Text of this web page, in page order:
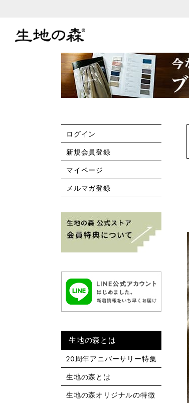
ログイン
新規会員登録
マイページ
メルマガ登録
生地の森とは
20周年アニバーサリー特集
生地の森とは
生地の森オリジナルの特徴